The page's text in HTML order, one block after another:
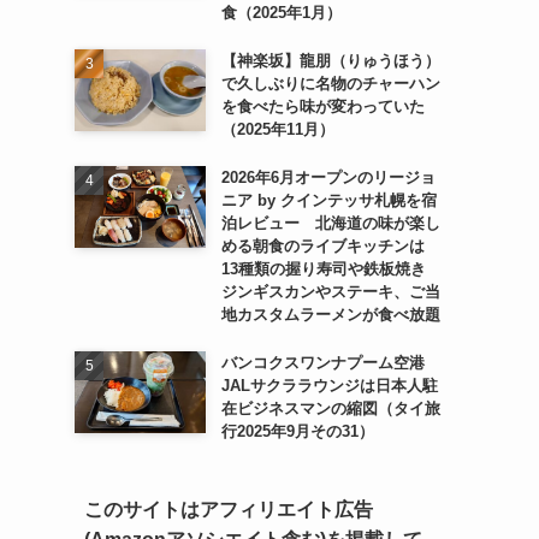
食（2025年1月）
【神楽坂】龍朋（りゅうほう）
で久しぶりに名物のチャーハン
を食べたら味が変わっていた
（2025年11月）
2026年6月オープンのリージョ
ニア by クインテッサ札幌を宿
泊レビュー 北海道の味が楽し
める朝食のライブキッチンは
13種類の握り寿司や鉄板焼き
ジンギスカンやステーキ、ご当
地カスタムラーメンが食べ放題
バンコクスワンナプーム空港
JALサクララウンジは日本人駐
在ビジネスマンの縮図（タイ旅
行2025年9月その31）
このサイトはアフィリエイト広告